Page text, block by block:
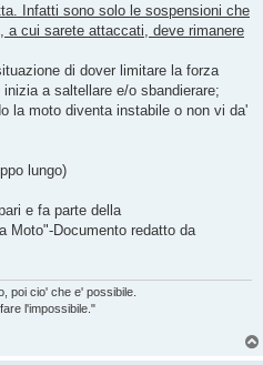
Infatti sono solo le sospensioni che
a cui sarete attaccati, deve rimanere
di dover limitare la forza
a saltellare e/o sbandierare;
la moto diventa instabile o non vi da'
lungo)
e fa parte della
Moto"-Documento redatto da
poi cio' che e' possibile.
l'impossibile."